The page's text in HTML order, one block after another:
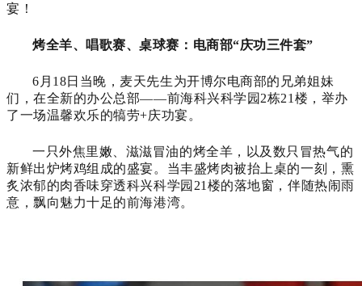
宴！
烤全羊、唱歌赛、桌球赛：电商部“庆功三件套”
6月18日当晚，麦天先生为开博尔电商部的兄弟姐妹
们，在全新的办公总部——前海科兴科学园2栋21楼，举办
了一场温馨欢乐的犒劳+庆功宴。
一只外焦里嫩、滋滋冒油的烤全羊，以及数只冒热气的
新鲜出炉烤鸡组成的盛宴。当丰盛烤肉被抬上桌的一刻，熏
炙浓郁的肉香味穿透科兴科学园21楼的落地窗，伴随热闹雨
意，飘向魅力十足的前海港湾。